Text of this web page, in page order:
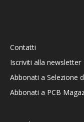
Contatti
Iscriviti alla newsletter
Abbonati a Selezione
Abbonati a PCB